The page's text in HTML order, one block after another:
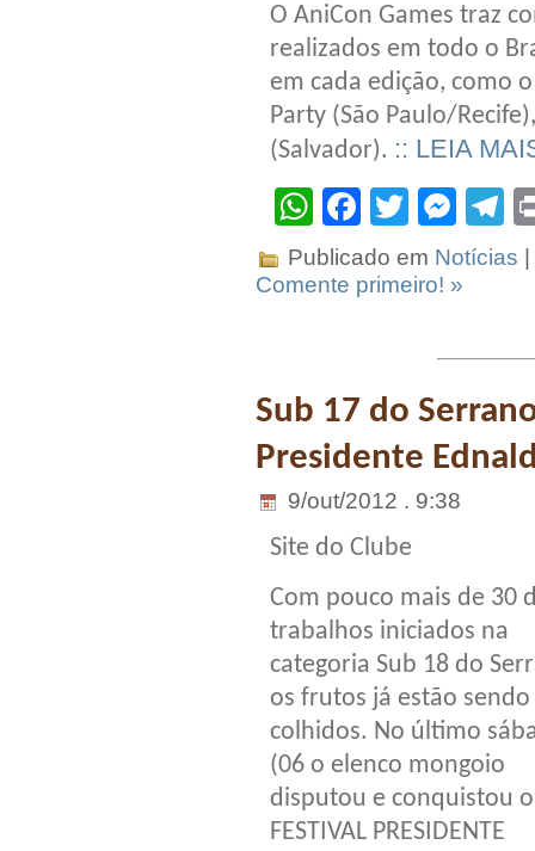
O AniCon Games traz
realizados em todo o
em cada edição, como
Party (São Paulo/
(Salvador). :: LEIA
WhatsApp
Facebook
Twitter
Publicado em Notícias
Comente primeiro! »
Sub 17 do
Presidente
9/out/2012 . 9:38
Site do Clube
Com pouco mais de 30
trabalhos iniciados na
categoria Sub 18 do
os frutos já estão sendo
colhidos. No último
(06 o elenco mongoio
disputou e conquistou o
FESTIVAL PRESIDENTE